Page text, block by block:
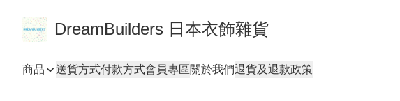
DreamBuilders 日本衣飾雜貨
商品 送貨方式付款方式會員專區關於我們退貨及退款政策